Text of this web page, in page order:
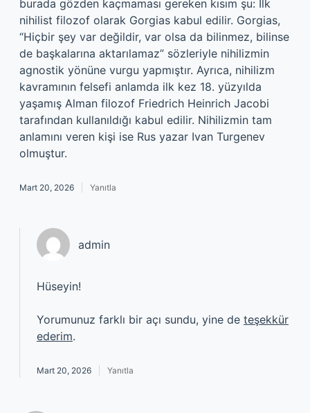
burada gözden kaçmaması gereken kısım şu: İlk
nihilist filozof olarak Gorgias kabul edilir. Gorgias,
“Hiçbir şey var değildir, var olsa da bilinmez, bilinse
de başkalarına aktarılamaz” sözleriyle nihilizmin
agnostik yönüne vurgu yapmıştır. Ayrıca, nihilizm
kavramının felsefi anlamda ilk kez 18. yüzyılda
yaşamış Alman filozof Friedrich Heinrich Jacobi
tarafından kullanıldığı kabul edilir. Nihilizmin tam
anlamını veren kişi ise Rus yazar Ivan Turgenev
olmuştur.
Mart 20, 2026 Yanıtla
admin
Hüseyin!
Yorumunuz farklı bir açı sundu, yine de teşekkür
ederim.
Mart 20, 2026 Yanıtla